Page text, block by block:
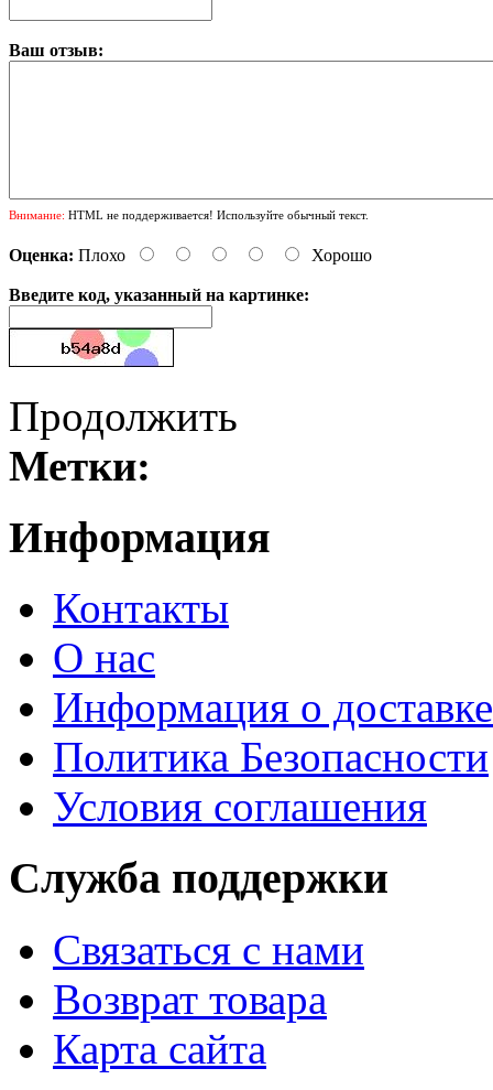
Ваш отзыв:
Внимание: HTML не поддерживается! Используйте обычный текст.
Оценка: Плохо Хорошо
Введите код, указанный на картинке:
Продолжить
Метки:
Информация
Контакты
О нас
Информация о доставке
Политика Безопасности
Условия соглашения
Служба поддержки
Связаться с нами
Возврат товара
Карта сайта